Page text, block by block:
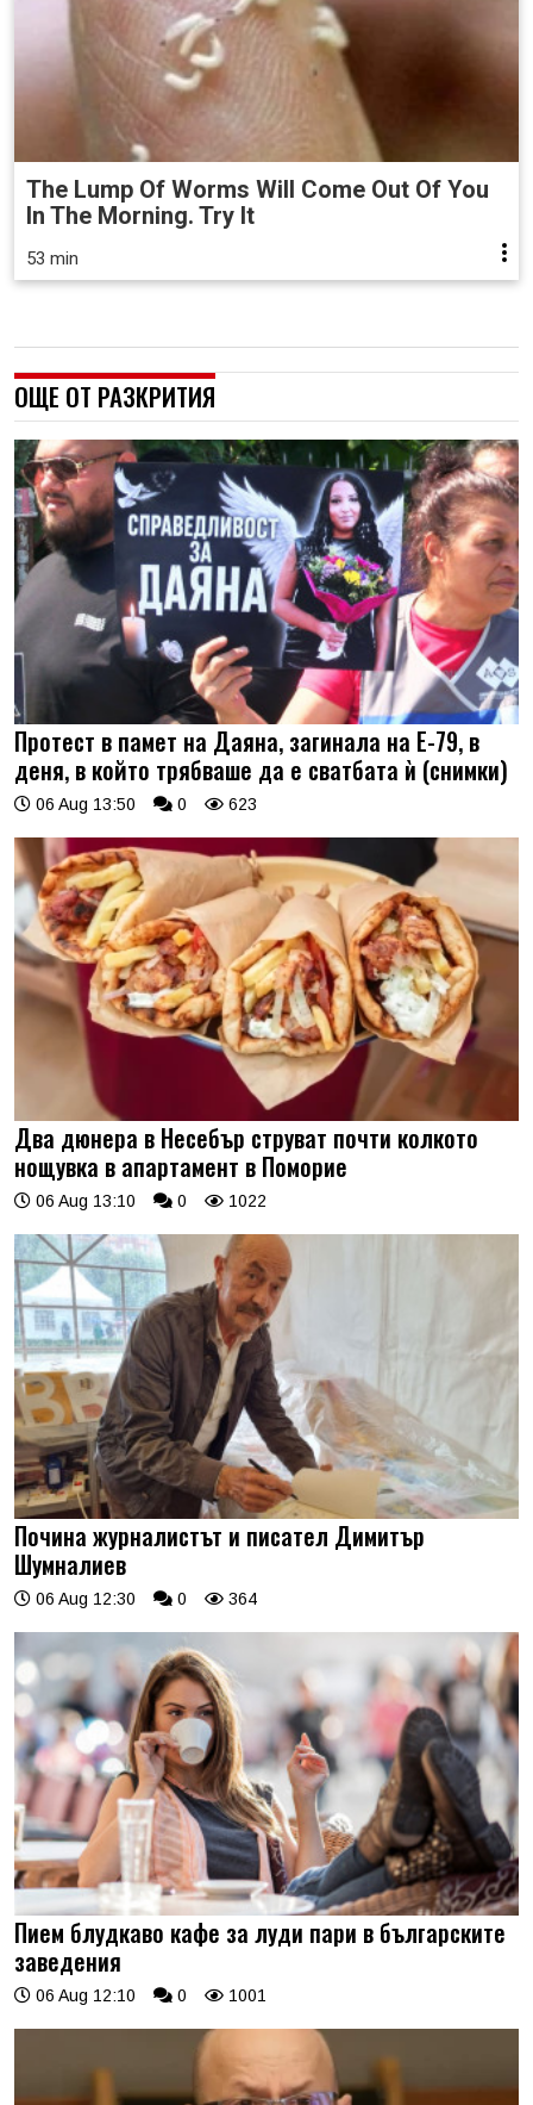
The Lump Of Worms Will Come Out Of You
In The Morning. Try It
53 min
ОЩЕ ОТ РАЗКРИТИЯ
Протест в памет на Даяна, загинала на Е-79, в
деня, в който трябваше да е сватбата ѝ (снимки)
06 Aug 13:50 0 623
Два дюнера в Несебър струват почти колкото
нощувка в апартамент в Поморие
06 Aug 13:10 0 1022
Почина журналистът и писател Димитър
Шумналиев
06 Aug 12:30 0 364
Пием блудкаво кафе за луди пари в българските
заведения
06 Aug 12:10 0 1001